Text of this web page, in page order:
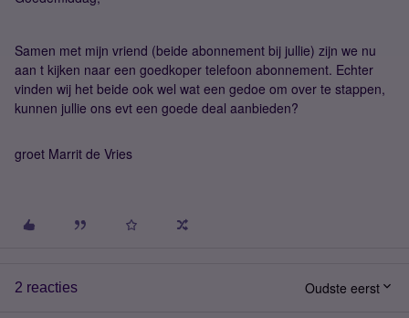
Samen met mijn vriend (beide abonnement bij jullie) zijn we nu
aan t kijken naar een goedkoper telefoon abonnement. Echter
vinden wij het beide ook wel wat een gedoe om over te stappen,
kunnen jullie ons evt een goede deal aanbieden?
groet Marrit de Vries
2 reacties Oudste eerst